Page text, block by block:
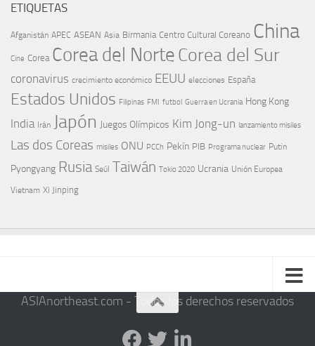
ETIQUETAS
Afganistán APEC ASEAN Asia Birmania Centro Cultural Coreano China
Cine Corea Corea del NorteCorea del Sur
coronavirus crecimiento económico EEUU elecciones España
Estados Unidos Filipinas FMI futbol Guerra en Ucrania Hong Kong
India Irán Japón Juegos Olímpicos Kim Jong-un lanzamiento misiles
Las dos Coreas misiles ONU PCCh Pekín PIB Programa nuclear Putin
Pyongyang Rusia Seúl Taiwán Tokio 2020 Ucrania Unión Europea
Vietnam Xi Jinping
ASIAnortheast.com - Todos los derechos reservados